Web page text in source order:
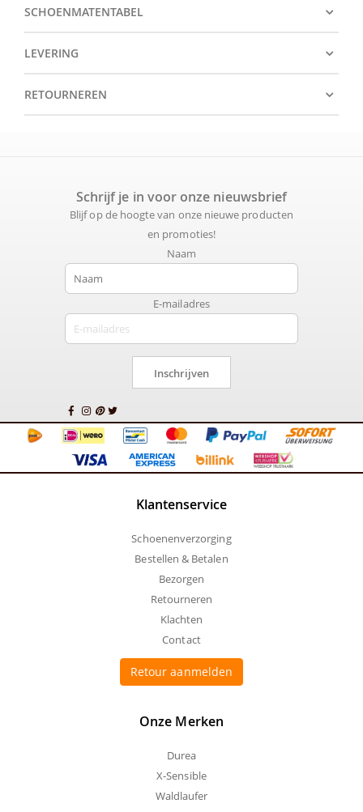
SCHOENMATENTABEL
LEVERING
RETOURNEREN
Schrijf je in voor onze nieuwsbrief
Blijf op de hoogte van onze nieuwe producten
en promoties!
Naam
E-mailadres
Inschrijven
Klantenservice
Schoenenverzorging
Bestellen & Betalen
Bezorgen
Retourneren
Klachten
Contact
Retour aanmelden
Onze Merken
Durea
X-Sensible
Waldlaufer